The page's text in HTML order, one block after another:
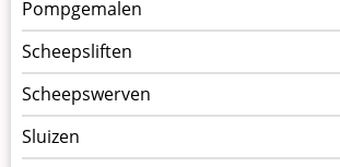
Pompgemalen
Scheepsliften
Scheepswerven
Sluizen